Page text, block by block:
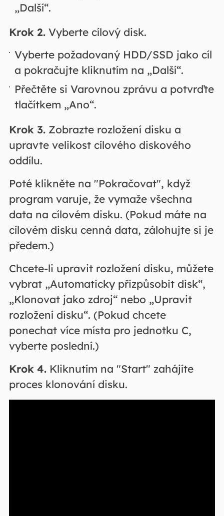
„Další“.
Krok 2.Vyberte cílový disk.
Vyberte požadovaný HDD/SSD jako cíl
a pokračujte kliknutím na „Další“.
Přečtěte si Varovnou zprávu a potvrďte
tlačítkem „Ano“.
Krok 3.Zobrazte rozložení disku a
upravte velikost cílového diskového
oddílu.
Poté klikněte na "Pokračovat", když
program varuje, že vymaže všechna
data na cílovém disku. (Pokud máte na
cílovém disku cenná data, zálohujte si je
předem.)
Chcete-li upravit rozložení disku, můžete
vybrat „Automaticky přizpůsobit disk“,
„Klonovat jako zdroj“ nebo „Upravit
rozložení disku“. (Pokud chcete
ponechat více místa pro jednotku C,
vyberte poslední.)
Krok 4.Kliknutím na "Start" zahájíte
proces klonování disku.